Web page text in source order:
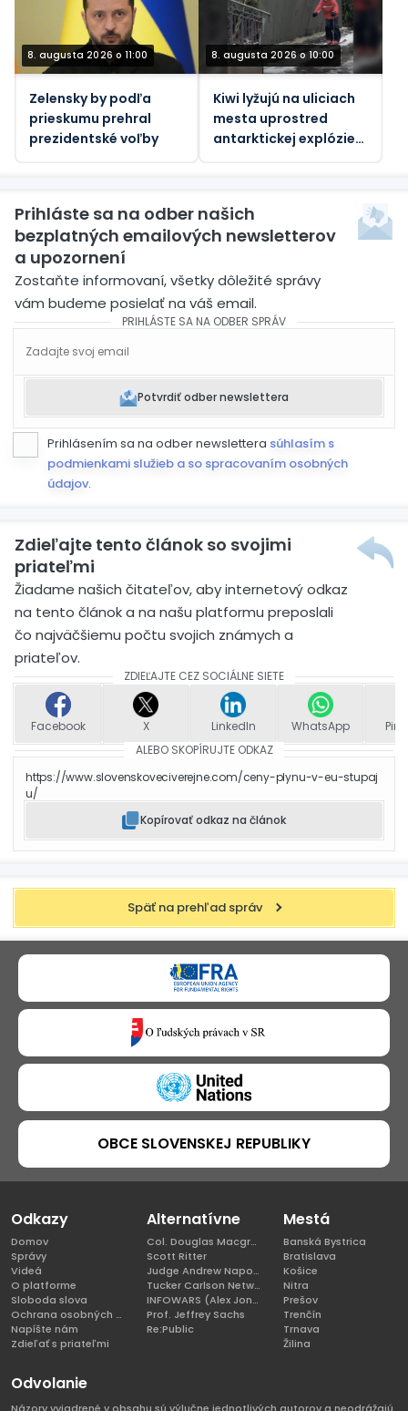
8. augusta 2026 o 11:00
Zelensky by podľa
prieskumu prehral
prezidentské voľby
8. augusta 2026 o 10:00
Kiwi lyžujú na uliciach
mesta uprostred
antarktickej explózie
Prihláste sa na odber našich
bezplatných emailových newsletterov
a upozornení
Zostaňte informovaní, všetky dôležité správy
vám budeme posielať na váš email.
PRIHLÁSTE SA NA ODBER SPRÁV
Potvrdiť odber newslettera
Prihlásením sa na odber newslettera súhlasím s
podmienkami služieb a so spracovaním osobných
údajov.
Zdieľajte tento článok so svojimi
priateľmi
Žiadame našich čitateľov, aby internetový odkaz
na tento článok a na našu platformu preposlali
čo najväčšiemu počtu svojich známych a
priateľov.
ZDIEĽAJTE CEZ SOCIÁLNE SIETE
Facebook X LinkedIn WhatsApp
ALEBO SKOPÍRUJTE ODKAZ
https://www.slovenskoveciverejne.com/ceny-plynu-v-eu-stupaj
u/
Kopírovať odkaz na článok
Späť na prehľad správ
OBCE SLOVENSKEJ REPUBLIKY
Odkazy
Domov
Správy
Videá
O platforme
Sloboda slova
Ochrana osobných údajov
Napíšte nám
Zdieľať s priateľmi
Alternatívne
Col. Douglas Macgregor, Ph.D
Scott Ritter
Judge Andrew Napolitano
Tucker Carlson Network
INFOWARS (Alex Jones)
Prof. Jeffrey Sachs
Re:Public
Mestá
Banská Bystrica
Bratislava
Košice
Nitra
Prešov
Trenčín
Trnava
Žilina
Odvolanie